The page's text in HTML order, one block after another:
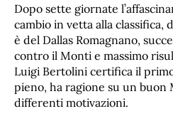
Dopo sette giornate
cambio in vetta alla classifica,
è del Dallas Romagnano,
contro il Monti e massimo
Luigi Bertolini certifica il
pieno, ha ragione su un buon
differenti motivazioni.